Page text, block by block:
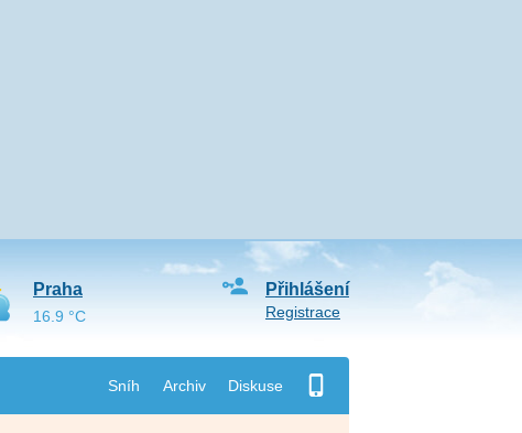
Sníh Archiv Diskuse
Přihlášení
Registrace
Praha
16.9 °C